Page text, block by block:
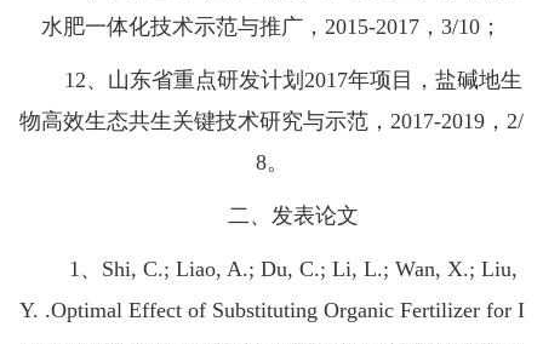
水肥一体化技术示范与推广，2015-2017，3/10；
12、山东省重点研发计划2017年项目，盐碱地生
物高效生态共生关键技术研究与示范，2017-2019，2/
8。
二、发表论文
1、Shi, C.; Liao, A.; Du, C.; Li, L.; Wan, X.; Liu,
Y. .Optimal Effect of Substituting Organic Fertilizer for I